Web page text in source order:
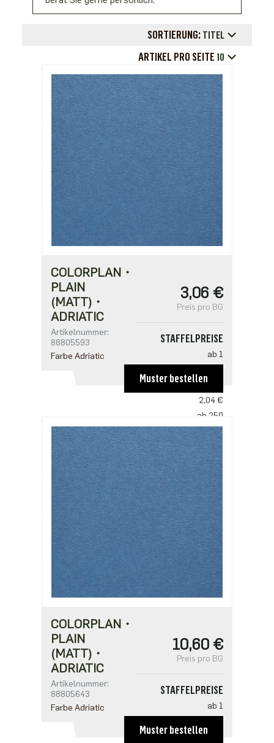
SORTIERUNG: TITEL
ARTIKEL PRO SEITE 10
COLORPLAN・
PLAIN
(MATT)・
ADRIATIC
Artikelnummer:
88805593
Farbe Adriatic
3,06 €
Preis pro BG
STAFFELPREISE
ab 1
ab 125
2,04 €
ab 250
1,97 €
ab 625
1,70 €
ab 1250
1,36 €
Muster bestellen
COLORPLAN・
PLAIN
(MATT)・
ADRIATIC
Artikelnummer:
88805643
Farbe Adriatic
10,60 €
Preis pro BG
STAFFELPREISE
ab 1
ab 50
Muster bestellen